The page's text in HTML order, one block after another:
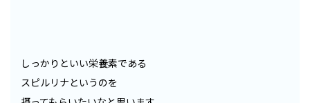
しっかりといい栄養素である
スピルリナというのを